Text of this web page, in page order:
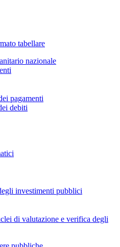
tabellare
nazionale
pagamenti
debiti
investimenti pubblici
di valutazione e verifica degli